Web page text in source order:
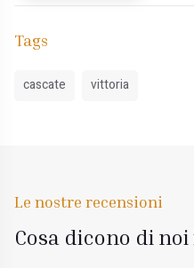
Tags
cascate vittoria
Le nostre recensioni
Cosa dicono di